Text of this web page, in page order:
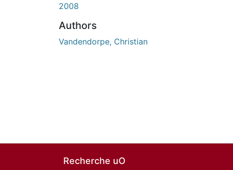
2008
Authors
Vandendorpe, Christian
Recherche uO